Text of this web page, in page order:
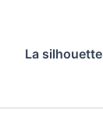
La silhouette